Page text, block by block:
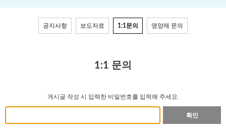
공지사항 보도자료 1:1문의 영양제 문의
1:1 문의
게시글 작성 시 입력한 비밀번호를 입력해 주세요.
확인